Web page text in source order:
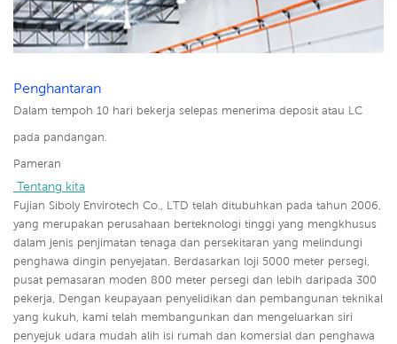
Penghantaran
Dalam tempoh 10 hari bekerja selepas menerima deposit atau LC
pada pandangan.
Pameran
Tentang kita
Fujian Siboly Envirotech Co., LTD telah ditubuhkan pada tahun 2006,
yang merupakan perusahaan berteknologi tinggi yang mengkhusus
dalam jenis penjimatan tenaga dan persekitaran yang melindungi
penghawa dingin penyejatan. Berdasarkan loji 5000 meter persegi,
pusat pemasaran moden 800 meter persegi dan lebih daripada 300
pekerja, Dengan keupayaan penyelidikan dan pembangunan teknikal
yang kukuh, kami telah membangunkan dan mengeluarkan siri
penyejuk udara mudah alih isi rumah dan komersial dan penghawa